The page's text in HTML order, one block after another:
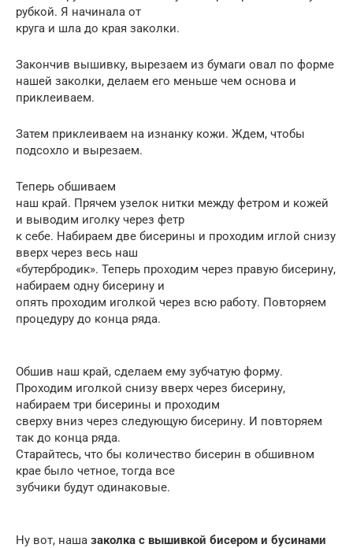
рубкой. Я начинала от
круга и шла до края заколки.
Закончив вышивку, вырезаем из бумаги овал по форме
нашей заколки, делаем его меньше чем основа и
приклеиваем.
Затем приклеиваем на изнанку кожи. Ждем, чтобы
подсохло и вырезаем.
Теперь обшиваем
наш край. Прячем узелок нитки между фетром и кожей
и выводим иголку через фетр
к себе. Набираем две бисерины и проходим иглой снизу
вверх через весь наш
«бутербродик». Теперь проходим через правую бисерину,
набираем одну бисерину и
опять проходим иголкой через всю работу. Повторяем
процедуру до конца ряда.
Обшив наш край, сделаем ему зубчатую форму.
Проходим иголкой снизу вверх через бисерину,
набираем три бисерины и проходим
сверху вниз через следующую бисерину. И повторяем
так до конца ряда.
Старайтесь, что бы количество бисерин в обшивном
крае было четное, тогда все
зубчики будут одинаковые.
Ну вот, наша заколка с вышивкой бисером и бусинами